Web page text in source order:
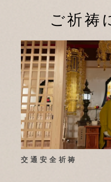
ご祈祷
交通安全祈祷